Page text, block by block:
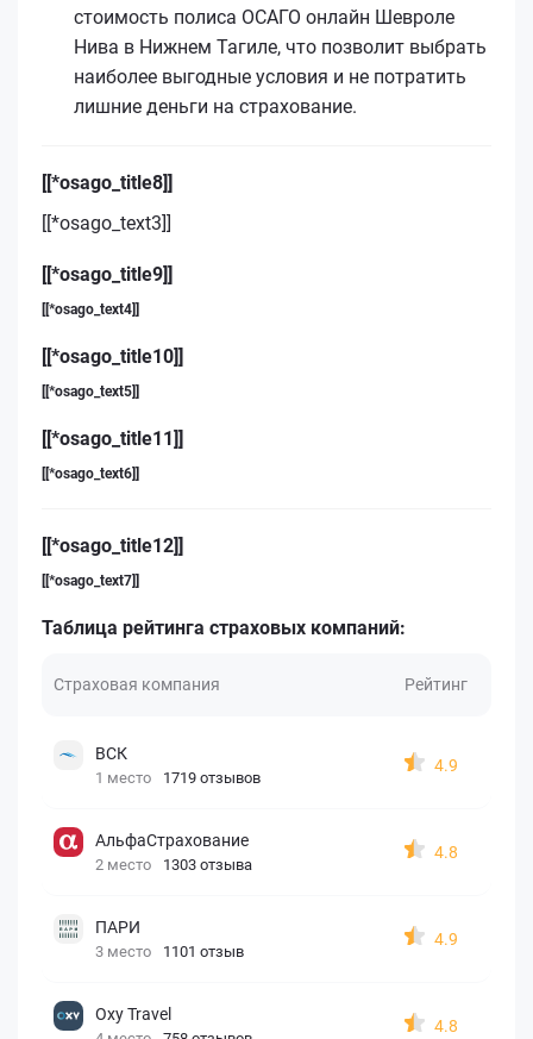
стоимость полиса ОСАГО онлайн Шевроле
Нива в Нижнем Тагиле, что позволит выбрать
наиболее выгодные условия и не потратить
лишние деньги на страхование.
[[*osago_title8]]
[[*osago_text3]]
[[*osago_title9]]
[[*osago_text4]]
[[*osago_title10]]
[[*osago_text5]]
[[*osago_title11]]
[[*osago_text6]]
[[*osago_title12]]
[[*osago_text7]]
Таблица рейтинга страховых компаний:
Страховая компания Рейтинг
ВСК
1 место 1719 отзывов
4.9
АльфаСтрахование
2 место 1303 отзыва
4.8
ПАРИ
3 место 1101 отзыв
4.9
Oxy Travel
4.8